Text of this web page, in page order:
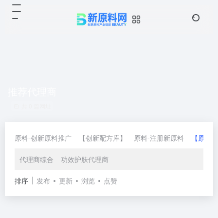
原料-创新原料推广 【创新配方库】 原料-注册新原料 【原料
代理商综合 功效护肤代理商
排序 发布 更新 浏览 点赞